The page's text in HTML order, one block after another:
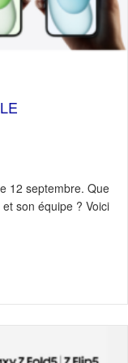
12 septembre. Que
son équipe ? Voici
génération est là